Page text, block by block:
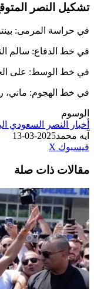
النصر المتوقع ضد
المرمى: بينتو.
سالم النجدي،
على الحسن،
ماني، رونالدو،
السعودي اليوم
2025-03-13
‫Xلينكدإن
بينتيريست
مشاركة
البريد
طباعة
ذات صلة